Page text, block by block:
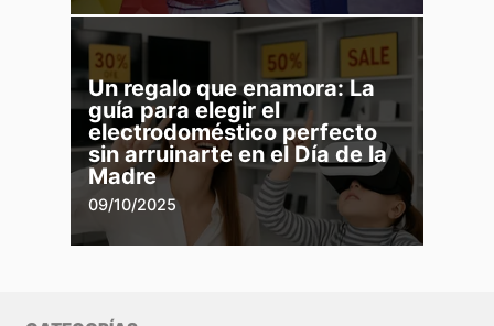
Un regalo que enamora: La
guía para elegir el
electrodoméstico perfecto
sin arruinarte en el Día de la
Madre
09/10/2025